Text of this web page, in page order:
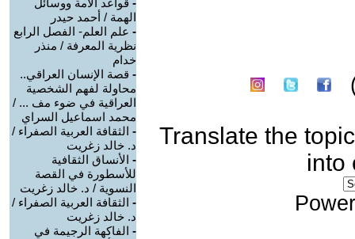
Translate the topic
into
- قواعد الأمة ووسائل
الهمة / أحمد حيدر
- علم العلم- الفصل الرابع
نظرية المعرفة / منذر
خدام
- قصة الإنسان العراقي..
محاولة لفهم الشخصية
العراقية في ضوء مف ... /
محمد اسماعيل السراي
- الثقافة العربية الصفراء /
د. خالد زغريت
- الأنساق الثقافية
للأسطورة في القصة
النسوية / د. خالد زغريت
- الثقافة العربية الصفراء /
د. خالد زغريت
- الفاكهة الرجيمة في